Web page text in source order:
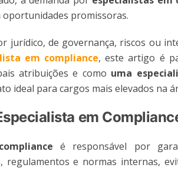
promissoras.
jurídico, de governança, riscos ou
em compliance, este artigo é
atribuições e como uma
ideal para cargos mais elevados na
em
é responsável por
regulamentos e normas internas,